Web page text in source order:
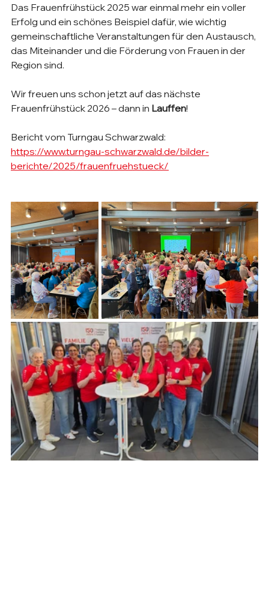
Das Frauenfrühstück 2025 war einmal mehr ein voller
Erfolg und ein schönes Beispiel dafür, wie wichtig
gemeinschaftliche Veranstaltungen für den Austausch,
das Miteinander und die Förderung von Frauen in der
Region sind.
Wir freuen uns schon jetzt auf das nächste
Frauenfrühstück 2026 – dann in Lauffen!
Bericht vom Turngau Schwarzwald:
https://www.turngau-schwarzwald.de/bilder-
berichte/2025/frauenfruehstueck/